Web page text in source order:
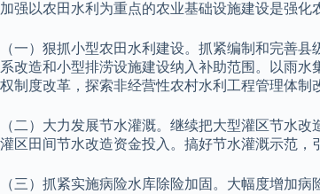
加强以农田水利为重点的农业基础设施建设是强
（一）狠抓小型农田水利建设。抓紧编制和完善
系改造和小型排涝设施建设纳入补助范围。以雨
权制度改革，探索非经营性农村水利工程管理体制
（二）大力发展节水灌溉。继续把大型灌区节水
灌区田间节水改造资金投入。搞好节水灌溉示范，
（三）抓紧实施病险水库除险加固。大幅度增加